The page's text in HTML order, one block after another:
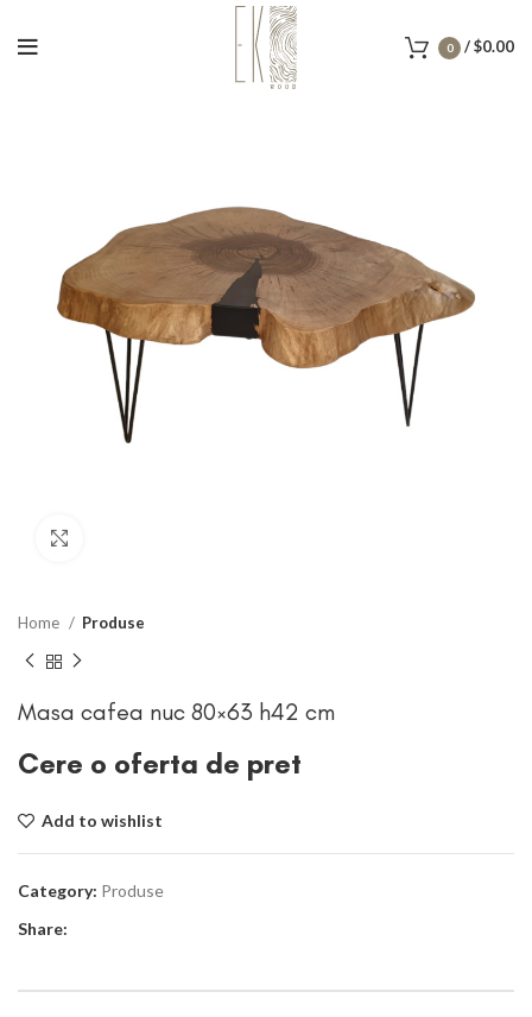
0 /$0.00
Home Produse
Masa cafea nuc 80×63 h42 cm
Cere o oferta de pret
Add to wishlist
Category: Produse
Share: